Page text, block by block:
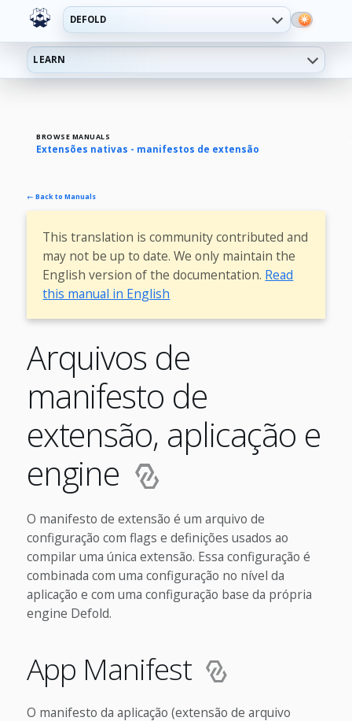
DEFOLD
LEARN
BROWSE MANUALS
Extensões nativas - manifestos de extensão
← Back to Manuals
This translation is community contributed and
may not be up to date. We only maintain the
English version of the documentation. Read
this manual in English
Arquivos de
manifesto de
extensão, aplicação e
engine
O manifesto de extensão é um arquivo de
configuração com flags e definições usados ao
compilar uma única extensão. Essa configuração é
combinada com uma configuração no nível da
aplicação e com uma configuração base da própria
engine Defold.
App Manifest
O manifesto da aplicação (extensão de arquivo